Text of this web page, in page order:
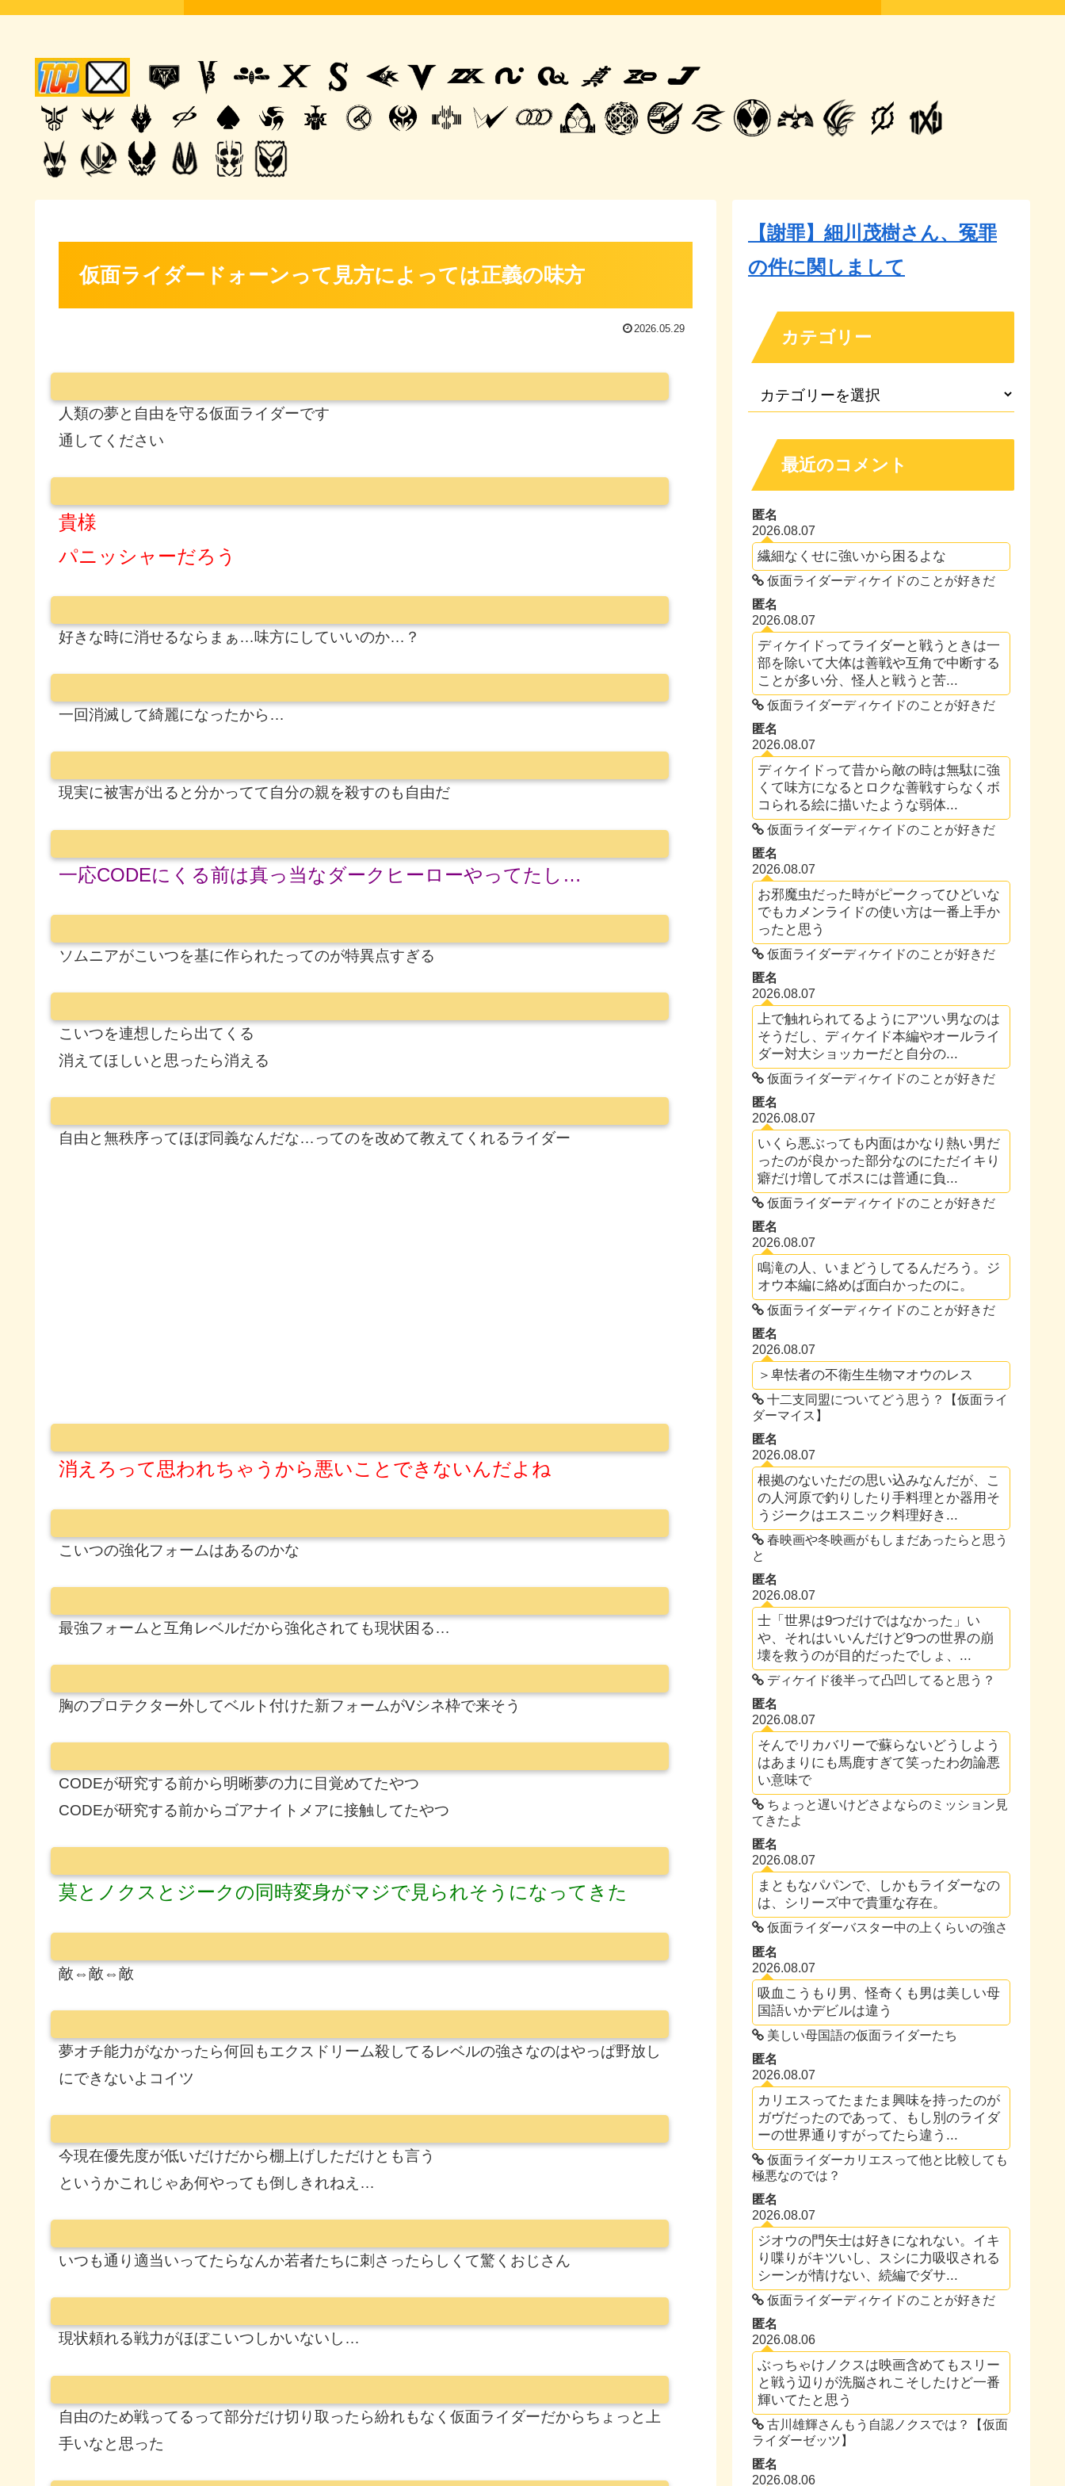
仮面ライダードォーンって見方によっては正義の味方
2026.05.29
人類の夢と自由を守る仮面ライダーです
通してください
貴様
パニッシャーだろう
好きな時に消せるならまぁ…味方にしていいのか…？
一回消滅して綺麗になったから…
現実に被害が出ると分かってて自分の親を殺すのも自由だ
一応CODEにくる前は真っ当なダークヒーローやってたし…
ソムニアがこいつを基に作られたってのが特異点すぎる
こいつを連想したら出てくる
消えてほしいと思ったら消える
自由と無秩序ってほぼ同義なんだな…ってのを改めて教えてくれるライダー
消えろって思われちゃうから悪いことできないんだよね
こいつの強化フォームはあるのかな
最強フォームと互角レベルだから強化されても現状困る…
胸のプロテクター外してベルト付けた新フォームがVシネ枠で来そう
CODEが研究する前から明晰夢の力に目覚めてたやつ
CODEが研究する前からゴアナイトメアに接触してたやつ
莫とノクスとジークの同時変身がマジで見られそうになってきた
敵⇔敵⇔敵
夢オチ能力がなかったら何回もエクスドリーム殺してるレベルの強さなのはやっぱ野放し
にできないよコイツ
今現在優先度が低いだけだから棚上げしただけとも言う
というかこれじゃあ何やっても倒しきれねえ…
いつも通り適当いってたらなんか若者たちに刺さったらしくて驚くおじさん
現状頼れる戦力がほぼこいつしかいないし…
自由のため戦ってるって部分だけ切り取ったら紛れもなく仮面ライダーだからちょっと上
手いなと思った
【謝罪】細川茂樹さん、冤罪
の件に関しまして
カテゴリー
最近のコメント
匿名
2026.08.07
繊細なくせに強いから困るよな
仮面ライダーディケイドのことが好きだ
匿名
2026.08.07
ディケイドってライダーと戦うときは一
部を除いて大体は善戦や互角で中断する
ことが多い分、怪人と戦うと苦...
仮面ライダーディケイドのことが好きだ
匿名
2026.08.07
ディケイドって昔から敵の時は無駄に強
くて味方になるとロクな善戦すらなくボ
コられる絵に描いたような弱体...
仮面ライダーディケイドのことが好きだ
匿名
2026.08.07
お邪魔虫だった時がピークってひどいな
でもカメンライドの使い方は一番上手か
ったと思う
仮面ライダーディケイドのことが好きだ
匿名
2026.08.07
上で触れられてるようにアツい男なのは
そうだし、ディケイド本編やオールライ
ダー対大ショッカーだと自分の...
仮面ライダーディケイドのことが好きだ
匿名
2026.08.07
いくら悪ぶっても内面はかなり熱い男だ
ったのが良かった部分なのにただイキり
癖だけ増してボスには普通に負...
仮面ライダーディケイドのことが好きだ
匿名
2026.08.07
鳴滝の人、いまどうしてるんだろう。ジ
オウ本編に絡めば面白かったのに。
仮面ライダーディケイドのことが好きだ
匿名
2026.08.07
＞卑怯者の不衛生生物マオウのレス
十二支同盟についてどう思う？【仮面ライ
ダーマイス】
匿名
2026.08.07
根拠のないただの思い込みなんだが、こ
の人河原で釣りしたり手料理とか器用そ
うジークはエスニック料理好き...
春映画や冬映画がもしまだあったらと思う
と
匿名
2026.08.07
士「世界は9つだけではなかった」い
や、それはいいんだけど9つの世界の崩
壊を救うのが目的だったでしょ、...
ディケイド後半って凸凹してると思う？
匿名
2026.08.07
そんでリカバリーで蘇らないどうしよう
はあまりにも馬鹿すぎて笑ったわ勿論悪
い意味で
ちょっと遅いけどさよならのミッション見
てきたよ
匿名
2026.08.07
まともなパパンで、しかもライダーなの
は、シリーズ中で貴重な存在。
仮面ライダーバスター中の上くらいの強さ
匿名
2026.08.07
吸血こうもり男、怪奇くも男は美しい母
国語いかデビルは違う
美しい母国語の仮面ライダーたち
匿名
2026.08.07
カリエスってたまたま興味を持ったのが
ガヴだったのであって、もし別のライダ
ーの世界通りすがってたら違う...
仮面ライダーカリエスって他と比較しても
極悪なのでは？
匿名
2026.08.07
ジオウの門矢士は好きになれない。イキ
り喋りがキツいし、スシに力吸収される
シーンが情けない、続編でダサ...
仮面ライダーディケイドのことが好きだ
匿名
2026.08.06
ぶっちゃけノクスは映画含めてもスリー
と戦う辺りが洗脳されこそしたけど一番
輝いてたと思う
古川雄輝さんもう自認ノクスでは？【仮面
ライダーゼッツ】
匿名
2026.08.06